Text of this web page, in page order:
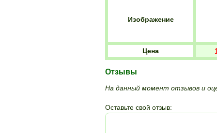
Изображение
Цена
Отзывы
На данный момент отзывов и
Оставьте свой отзыв: